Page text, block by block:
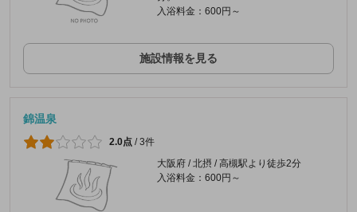
入浴料金：600円～
施設情報を見る
錦温泉
2.0点 /3件
大阪府 / 北摂 / 高槻駅より徒歩2分
入浴料金：600円～